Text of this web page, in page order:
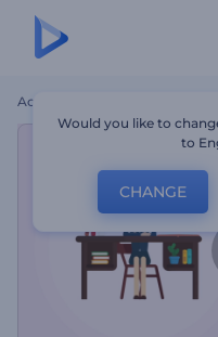
Accueil
Would you like to
to
CHANGE